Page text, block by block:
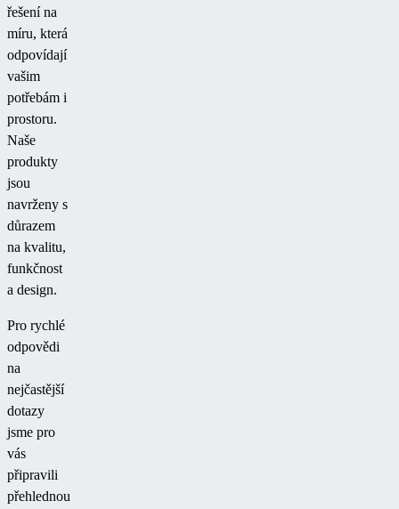
řešení na
míru, která
odpovídají
vašim
potřebám i
prostoru.
Naše
produkty
jsou
navrženy s
důrazem
na kvalitu,
funkčnost
a design.
Pro rychlé
odpovědi
na
nejčastější
dotazy
jsme pro
vás
připravili
přehlednou